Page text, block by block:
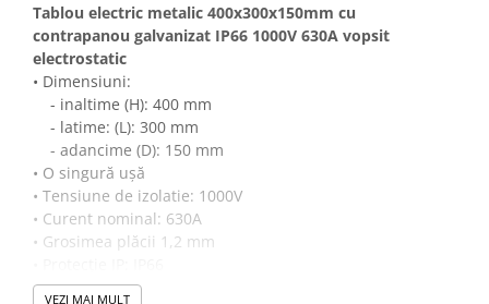
Tablou electric metalic 400x300x150mm cu
contrapanou galvanizat IP66 1000V 630A vopsit
electrostatic
• Dimensiuni:
- inaltime (H): 400 mm
- latime: (L): 300 mm
- adancime (D): 150 mm
• O singură uşă
• Tensiune de izolatie: 1000V
• Curent nominal: 630A
• Grosimea plăcii 1,2 mm
• Dulapurile includ placa de montaj galvanizata si placa
VEZI MAI MULT